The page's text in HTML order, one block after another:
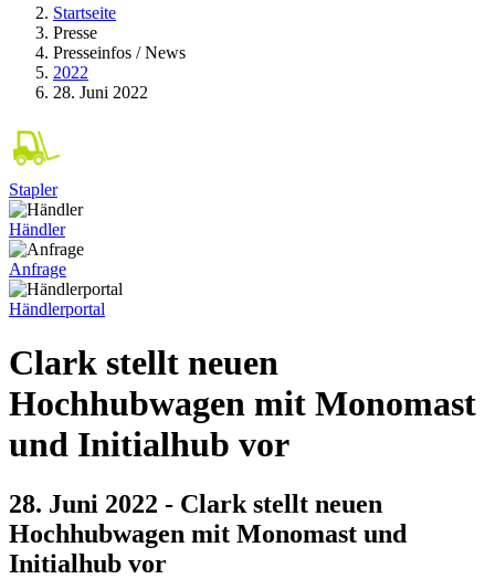
Startseite
Presse
Presseinfos / News
2022
28. Juni 2022
Stapler
Händler
Anfrage
Händlerportal
Clark stellt neuen
Hochhubwagen mit Monomast
und Initialhub vor
28. Juni 2022 - Clark stellt neuen
Hochhubwagen mit Monomast und
Initialhub vor